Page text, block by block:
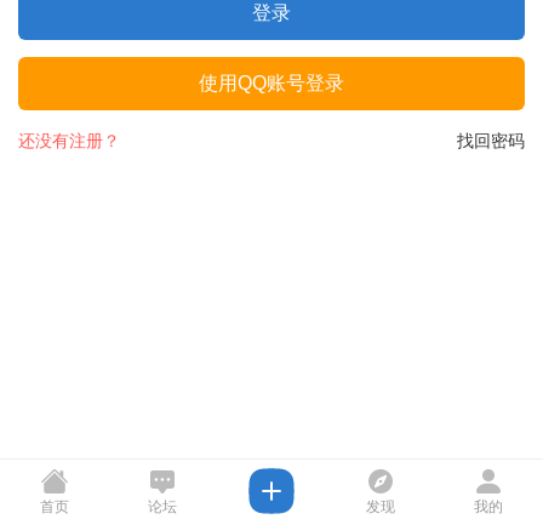
登录
使用QQ账号登录
找回密码
还没有注册？
首页 论坛 发现 我的